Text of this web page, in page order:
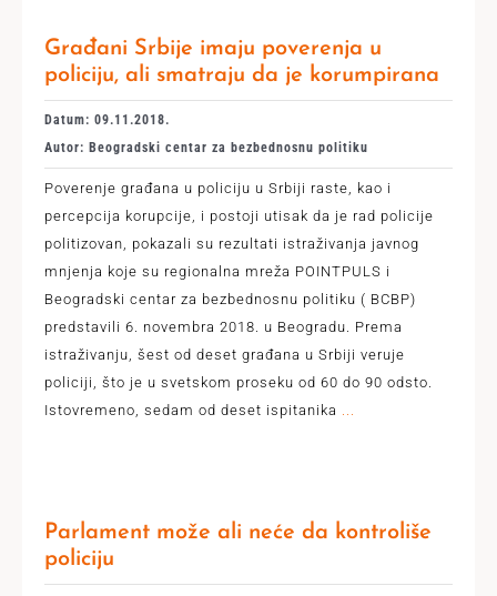
Građani Srbije imaju poverenja u
policiju, ali smatraju da je korumpirana
Datum: 09.11.2018.
Autor: Beogradski centar za bezbednosnu politiku
Poverenje građana u policiju u Srbiji raste, kao i
percepcija korupcije, i postoji utisak da je rad policije
politizovan, pokazali su rezultati istraživanja javnog
mnjenja koje su regionalna mreža POINTPULS i
Beogradski centar za bezbednosnu politiku ( BCBP)
predstavili 6. novembra 2018. u Beogradu. Prema
istraživanju, šest od deset građana u Srbiji veruje
policiji, što je u svetskom proseku od 60 do 90 odsto.
Istovremeno, sedam od deset ispitanika
Parlament može ali neće da kontroliše
policiju